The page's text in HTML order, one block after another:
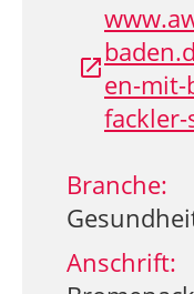
en-
Branche:
Anschrift: